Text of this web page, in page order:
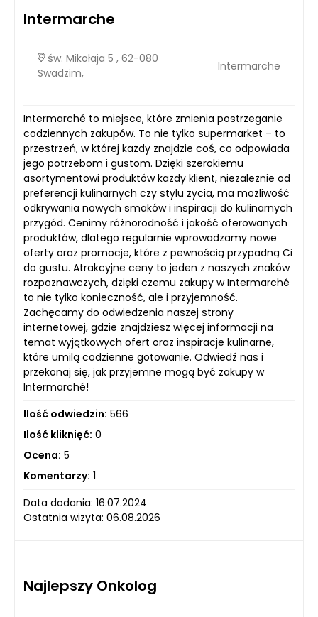
Intermarche
św. Mikołaja 5 , 62-080
Swadzim,
Intermarche
Intermarché to miejsce, które zmienia postrzeganie
codziennych zakupów. To nie tylko supermarket – to
przestrzeń, w której każdy znajdzie coś, co odpowiada
jego potrzebom i gustom. Dzięki szerokiemu
asortymentowi produktów każdy klient, niezależnie od
preferencji kulinarnych czy stylu życia, ma możliwość
odkrywania nowych smaków i inspiracji do kulinarnych
przygód. Cenimy różnorodność i jakość oferowanych
produktów, dlatego regularnie wprowadzamy nowe
oferty oraz promocje, które z pewnością przypadną Ci
do gustu. Atrakcyjne ceny to jeden z naszych znaków
rozpoznawczych, dzięki czemu zakupy w Intermarché
to nie tylko konieczność, ale i przyjemność.
Zachęcamy do odwiedzenia naszej strony
internetowej, gdzie znajdziesz więcej informacji na
temat wyjątkowych ofert oraz inspiracje kulinarne,
które umilą codzienne gotowanie. Odwiedź nas i
przekonaj się, jak przyjemne mogą być zakupy w
Intermarché!
Ilość odwiedzin: 566
Ilość kliknięć: 0
Ocena: 5
Komentarzy: 1
Data dodania: 16.07.2024
Ostatnia wizyta: 06.08.2026
Najlepszy Onkolog